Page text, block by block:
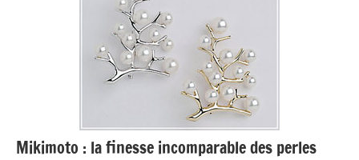
Mikimoto : la finesse incomparable des perles